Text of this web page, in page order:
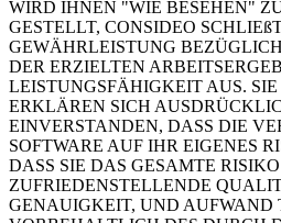
WIRD IHNEN "WIE BESEHEN"
GESTELLT, CONSIDEO
GEWÄHRLEISTUNG
DER ERZIELTEN
LEISTUNGSFÄHIGKEIT AUS.
ERKLÄREN SICH
EINVERSTANDEN, DASS DIE
SOFTWARE AUF IHR EIGENES
DASS SIE DAS GESAMTE
ZUFRIEDENSTELLENDE
GENAUIGKEIT, UND AUFWAND